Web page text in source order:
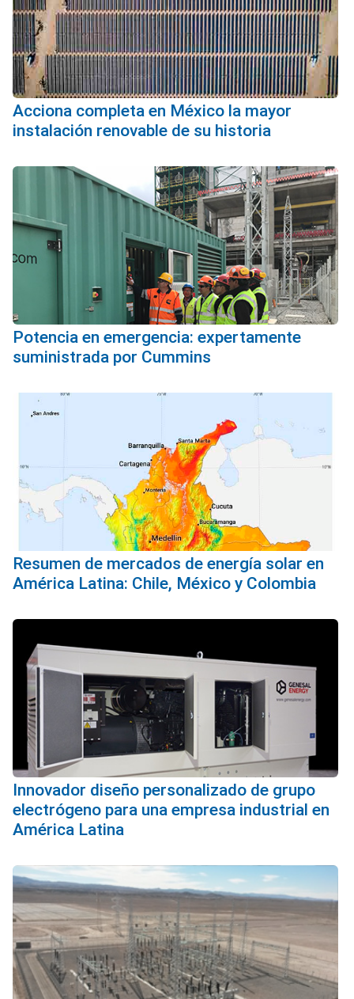
Acciona completa en México la mayor
instalación renovable de su historia
Potencia en emergencia: expertamente
suministrada por Cummins
Resumen de mercados de energía solar en
América Latina: Chile, México y Colombia
Innovador diseño personalizado de grupo
electrógeno para una empresa industrial en
América Latina